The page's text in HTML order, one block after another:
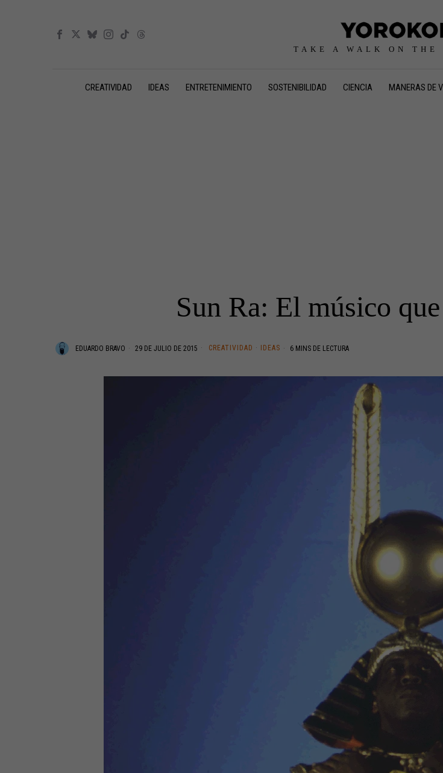
TAKE A WALK ON THE
CREATIVIDAD IDEAS ENTRETENIMIENTO SOSTENIBILIDAD CIENCIA MANERAS DE
Sun Ra: El músico
EDUARDO BRAVO 29 DE JULIO DE 2015 CREATIVIDAD · IDEAS 6 MINS DE LECTURA